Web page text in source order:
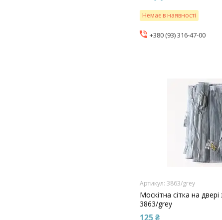
Немає в наявності
+380 (93) 316-47-00
3863/grey
Москітна сітка на
3863/grey
125 ₴